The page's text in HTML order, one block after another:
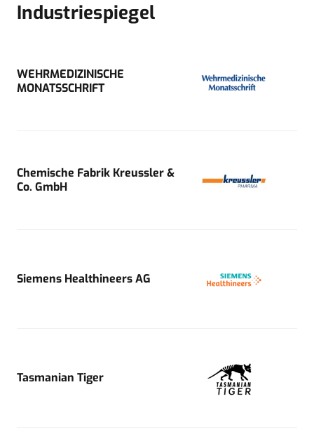
Industriespiegel
WEHRMEDIZINISCHE
MONATSSCHRIFT
Chemische Fabrik Kreussler &
Co. GmbH
Siemens Healthineers AG
Tasmanian Tiger